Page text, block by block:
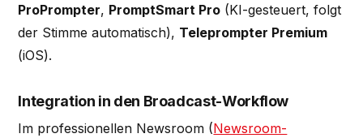
ProPrompter, PromptSmart Pro (KI-gesteuert, folgt
der Stimme automatisch), Teleprompter Premium
(iOS).
Integration in den Broadcast-Workflow
Im professionellen Newsroom (Newsroom-